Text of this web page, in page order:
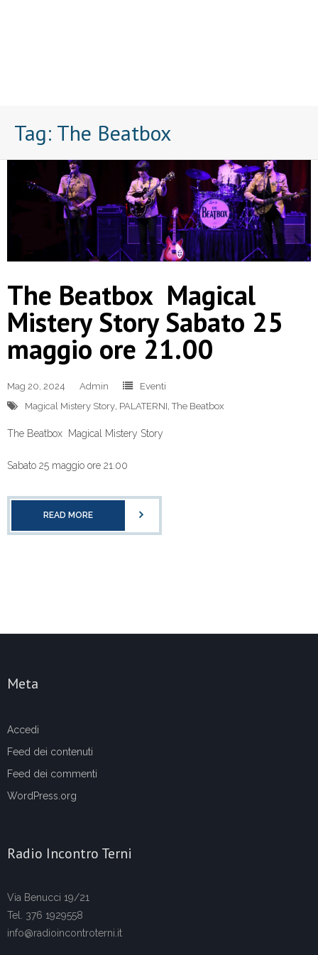
Tag: The Beatbox
The Beatbox Magical
Mistery Story Sabato 25
maggio ore 21.00
Mag 20, 2024 Admin
Eventi
Magical Mistery Story PALATERNI ,The Beatbox
The Beatbox Magical Mistery Story
Sabato 25 maggio ore 21.00
READ MORE
Meta
Accedi
Feed dei contenuti
Feed dei commenti
WordPress.org
Radio Incontro Terni
Via Benucci 19/21
Tel. 376 1929558
info@radioincontroterni.it